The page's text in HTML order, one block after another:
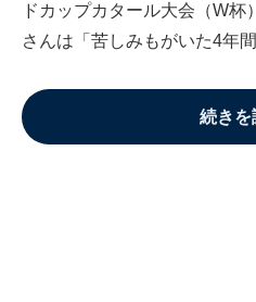
ドカップカタール大会（W
さんは「苦しみもがいた4年
続きを